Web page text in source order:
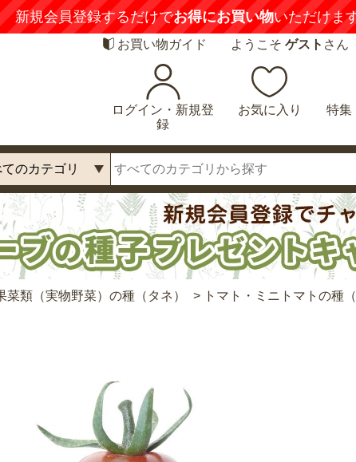
新規会員登録するだけでお得にお買い物いただけま
お買い物ガイド ようこそ ゲスト さん
ログイン・新規登
録
お気に入り
特集
菜類（実物野菜）の種（タネ） > トマト・ミニトマトの種（